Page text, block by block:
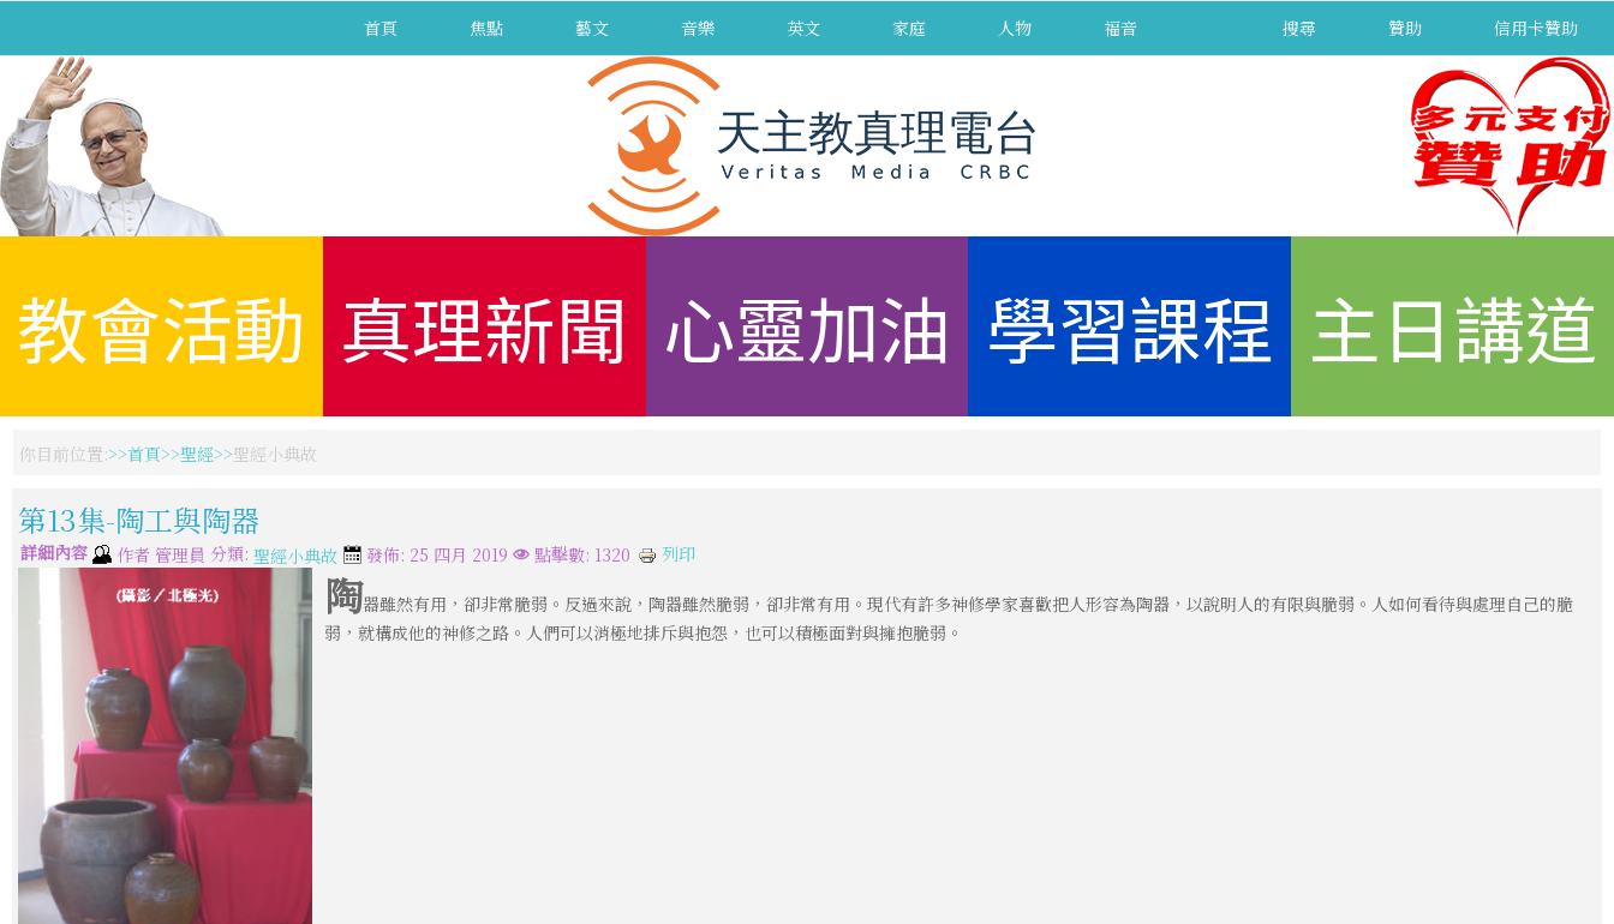
首頁 焦點 藝文 音樂 英文 家庭 人物 福音 搜尋 贊助 信用卡贊助
教會活動 真理新聞 心靈加油 學習課程 主日講道
你目前位置: 首頁 聖經 聖經小典故
第13集-陶工與陶器
詳細內容 作者 管理員 分類: 聖經小典故 發佈: 25 四月 2019 點擊數: 1320 列印
陶器雖然有用，卻非常脆弱。反過來說，陶器雖然脆弱，卻非常有用。現代有許多神修學家喜歡把人形容為陶器，以說明人的有限與脆弱。人如何看待與處理自己的脆
弱，就構成他的神修之路。人們可以消極地排斥與抱怨，也可以積極面對與擁抱脆弱。